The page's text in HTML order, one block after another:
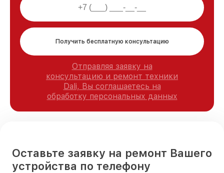
Получить бесплатную консультацию
Отправляя заявку на
консультацию и ремонт техники
Dali, Вы соглашаетесь на
обработку персональных данных
Оставьте заявку на ремонт Вашего
устройства по телефону